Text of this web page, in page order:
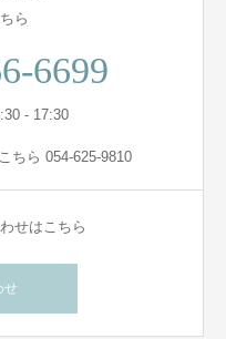
ら
6699
- 17:30
ちら 054-625-9810
せはこちら
せ